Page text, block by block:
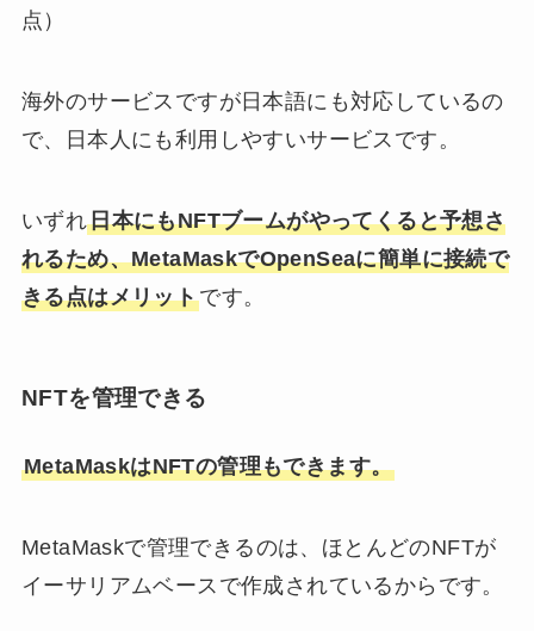
点）
海外のサービスですが日本語にも対応しているの
で、日本人にも利用しやすいサービスです。
いずれ日本にもNFTブームがやってくると予想さ
れるため、MetaMaskでOpenSeaに簡単に接続で
きる点はメリットです。
NFTを管理できる
MetaMaskはNFTの管理もできます。
MetaMaskで管理できるのは、ほとんどのNFTが
イーサリアムベースで作成されているからです。